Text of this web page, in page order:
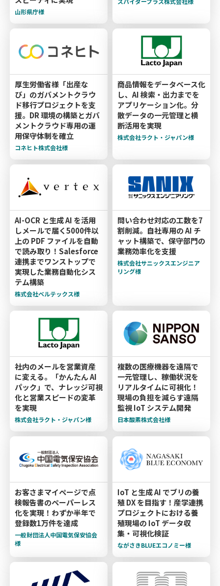
山形県庁様
厚生労働省様「出産な
び」のガバメントクラウ
ド移行プロジェクトを支
援。DR 環境の構築とガバ
メントクラウド専用の運
用保守体制を確立
コネヒト株式会社様
商品情報をデータベース化
し、AI 検索・出力までを
アプリケーション化。分
散データの一元管理と横
断活用を実現
株式会社ラクト・ジャパン様
AI-OCR と生成 AI を活用
しメールで届く5000件以
上の PDF ファイルを自動
で読み取り！Salesforce
連携までワンストップで
実現した業務自動化シス
テム構築
株式会社ベルテックス様
問い合わせ対応の工数を7
割削減。自社専用の AI チ
ャット構築で、保守部門の
業務効率化を支援
株式会社サニックスエンジニア
リング様
社内のメールを営業資産
に変える。「かんたん AI
パック」で、ナレッジ可視
化と営業スピードの変革
を実現
株式会社ラクト・ジャパン様
複数の医療機器を遠隔で
一元管理し、稼働状況を
リアルタイムに可視化！
現場の負担を減らす遠隔
監視 IoT システム開発
日本酸素株式会社様
お客さまマイページで点
検報告書のペーパーレス
化を実現！わずか半年で
登録数1万件を達成
一般財団法人中国電気保安協会
様
IoT と生成 AI でブリの養
殖 DX を目指す！産学連携
プロジェクトにおける養
殖現場の IoT データ収
集・可視化検証
ながさきBLUEエコノミー様